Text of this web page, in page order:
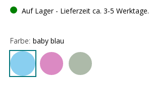
Auf Lager - Lieferzeit ca. 3-5 Werktage.
Farbe: baby blau